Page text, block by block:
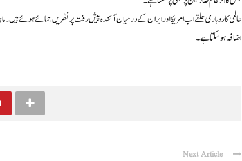
عالمی کاروباری حلقے اب امریکا اور ایران کے درمیان آئندہ پیش رفت پر نظریں جمائے ہوئے
اضافہ ہو سکتا ہے۔
Next Article